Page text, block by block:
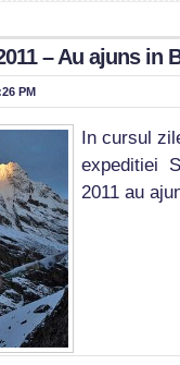
– Au ajuns in
PM
In cursul
expeditiei
2011 au